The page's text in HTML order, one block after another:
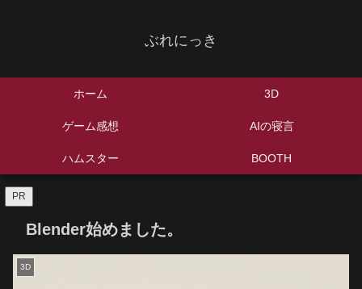
ぶれにっき
ホーム 3D
ゲーム感想 AIの寝言
ハムスター BOOTH
PR
Blender始めました。
3D